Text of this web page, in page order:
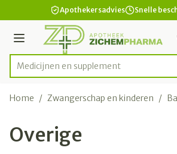
Ga naar de inhoudApothekersadvies Snelle
Menu
Product, merk, categorie...
Medi
Home / Zwangerschap en kinderen /
Overige